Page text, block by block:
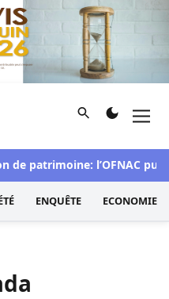
et d'investigation
Rechercher
patrimoine: l’OFNAC
ENQUÊTE ECONOMIE